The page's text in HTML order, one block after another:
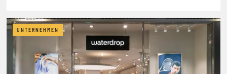
UNTERNEHMEN